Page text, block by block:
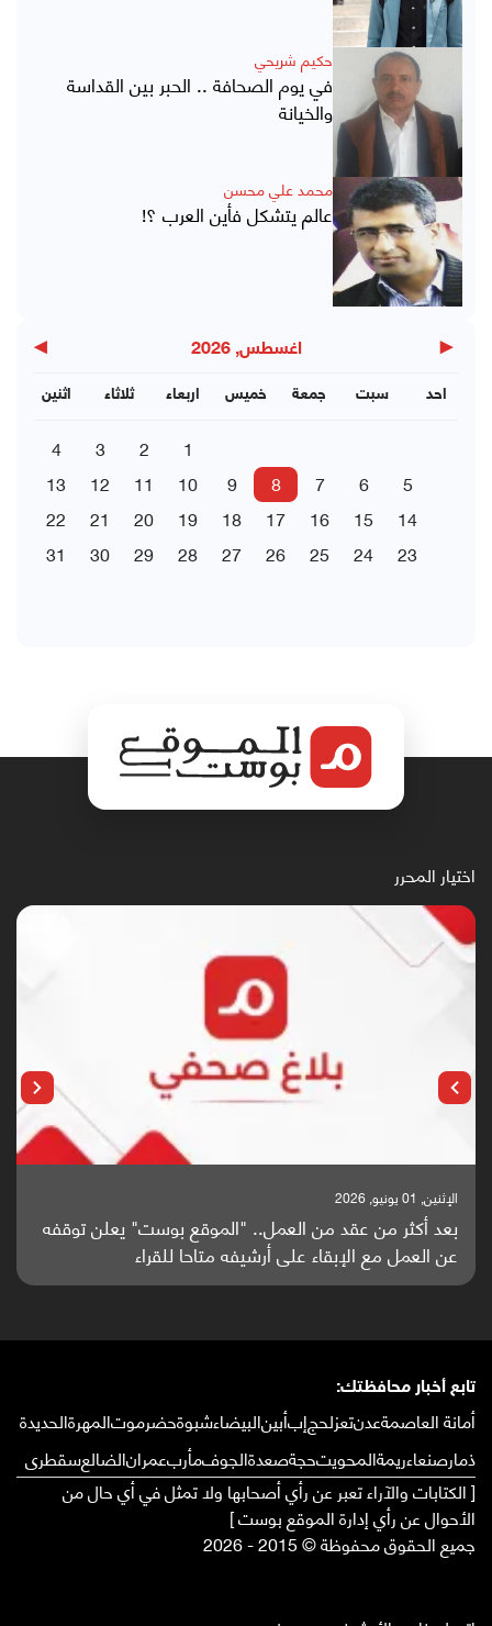
حكيم شريحي
في يوم الصحافة .. الحبر بين القداسة
والخيانة
محمد علي محسن
عالم يتشكل فأين العرب ؟!
◀ اغسطس, 2026 ▶
اثنين ثلاثاء اربعاء خميس جمعة سبت احد
1
2
3
4
5
6
7
8
9
10
11
12
13
14
15
16
17
18
19
20
21
22
23
24
25
26
27
28
29
30
31
اختيار المحرر
الإثنين, 25 مايو, 2026
باحثون من اليمن يدخلون سباق أبحاث ألزهايمر بدراسة
واعدة منشورة عالميا (ترجمة)
تابع أخبار محافظتك:
أمانة العاصمةعدنتعزلحجإبأبينالبيضاءشبوةحضرموتالمهرةالحديدة
ذمارصنعاءريمةالمحويتحجةصعدةالجوفمأربعمرانالضالعسقطرى
[ الكتابات والآراء تعبر عن رأي أصحابها ولا تمثل في أي حال من
الأحوال عن رأي إدارة الموقع بوست ]
جميع الحقوق محفوظة © 2015 - 2026